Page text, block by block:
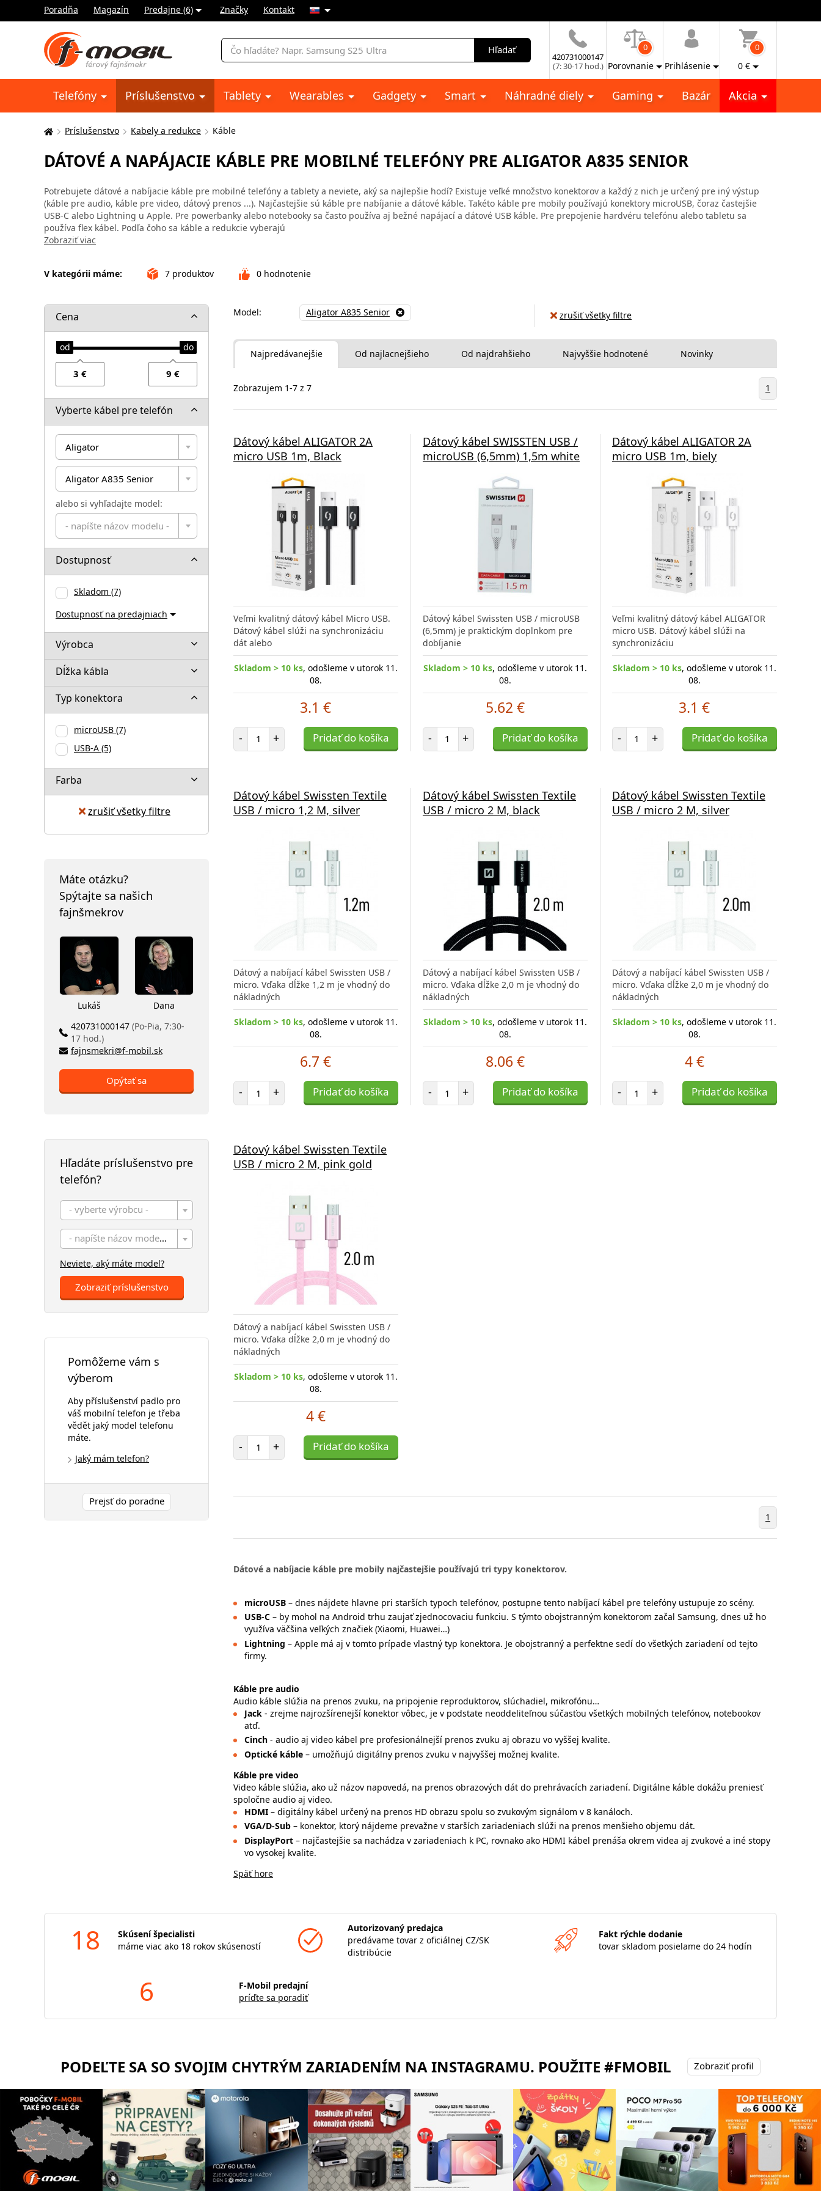
Poradňa Magazín Predajne (6) Značky Kontakt
Vyhľadávanie
Hľadať
420731000147
(7: 30-17 hod.)
0
Porovnanie Prihlásenie
0
0 €
Telefóny Príslušenstvo Tablety Wearables Gadgety Smart Náhradné diely Gaming Bazár Akcia
Tu
nachádzate:
Príslušenstvo Kabely a redukce Káble
DÁTOVÉ A NAPÁJACIE KÁBLE PRE MOBILNÉ TELEFÓNY PRE ALIGATOR A835 SENIOR
Potrebujete dátové a nabíjacie káble pre mobilné telefóny a tablety a neviete, aký sa najlepšie hodí? Existuje veľké množstvo konektorov a každý z nich je určený pre iný výstup
(káble pre audio, káble pre video, dátový prenos ...). Najčastejšie sú káble pre nabíjanie a dátové káble. Takéto káble pre mobily používajú konektory microUSB, čoraz častejšie
USB-C alebo Lightning u Apple. Pre powerbanky alebo notebooky sa často používa aj bežné napájací a dátové USB káble. Pre prepojenie hardvéru telefónu alebo tabletu sa
používa flex kábel. Podľa čoho sa káble a redukcie vyberajú
Zobraziť viac
V kategórii máme: 7 produktov 0 hodnotenie
Cena
Vyberte kábel pre telefón
Aligator
Aligator A835 Senior
alebo si vyhľadajte model:
- napíšte názov modelu -
Dostupnosť
Skladom (7)
Dostupnosť na predajniach
Výrobca
Dĺžka kábla
Typ konektora
microUSB (7)
USB-A (5)
Farba
zrušiť všetky filtre
Máte otázku?
Spýtajte sa našich
fajnšmekrov
Lukáš
Dana
420731000147 (Po-Pia, 7:30-
17 hod.)
fajnsmekri@f-mobil.sk
Opýtať sa
Hľadáte príslušenstvo pre
telefón?
- vyberte výrobcu -
- napíšte názov modelu -
Neviete, aký máte model?
Zobraziť príslušenstvo
Pomôžeme vám s
výberom
Aby příslušenství padlo pro
váš mobilní telefon je třeba
vědět jaký model telefonu
máte.
Jaký mám telefon?
Prejsť do poradne
Model: Aligator A835 Senior zrušiť všetky filtre
Najpredávanejšie Od najlacnejšieho Od najdrahšieho Najvyššie hodnotené Novinky
Zobrazujem 1-7 z 7 1
Dátový kábel ALIGATOR 2A
micro USB 1m, Black
Veľmi kvalitný dátový kábel Micro USB.
Dátový kábel slúži na synchronizáciu
dát alebo
Skladom > 10 ks, odošleme v utorok 11.
08.
3.1 €
- Počet položiek
+ Pridať do košíka
Dátový kábel SWISSTEN USB /
microUSB (6,5mm) 1,5m white
Dátový kábel Swissten USB / microUSB
(6,5mm) je praktickým doplnkom pre
dobíjanie
Skladom > 10 ks, odošleme v utorok 11.
08.
5.62 €
- Počet položiek
+ Pridať do košíka
Dátový kábel ALIGATOR 2A
micro USB 1m, biely
Veľmi kvalitný dátový kábel ALIGATOR
micro USB. Dátový kábel slúži na
synchronizáciu
Skladom > 10 ks, odošleme v utorok 11.
08.
3.1 €
- Počet položiek
+ Pridať do košíka
Dátový kábel Swissten Textile
USB / micro 1,2 M, silver
Dátový a nabíjací kábel Swissten USB /
micro. Vďaka dĺžke 1,2 m je vhodný do
nákladných
Skladom > 10 ks, odošleme v utorok 11.
08.
6.7 €
- Počet položiek
+ Pridať do košíka
Dátový kábel Swissten Textile
USB / micro 2 M, black
Dátový a nabíjací kábel Swissten USB /
micro. Vďaka dĺžke 2,0 m je vhodný do
nákladných
Skladom > 10 ks, odošleme v utorok 11.
08.
8.06 €
- Počet položiek
+ Pridať do košíka
Dátový kábel Swissten Textile
USB / micro 2 M, silver
Dátový a nabíjací kábel Swissten USB /
micro. Vďaka dĺžke 2,0 m je vhodný do
nákladných
Skladom > 10 ks, odošleme v utorok 11.
08.
4 €
- Počet položiek
+ Pridať do košíka
Dátový kábel Swissten Textile
USB / micro 2 M, pink gold
Dátový a nabíjací kábel Swissten USB /
micro. Vďaka dĺžke 2,0 m je vhodný do
nákladných
Skladom > 10 ks, odošleme v utorok 11.
08.
4 €
- Počet položiek
+ Pridať do košíka
1
Dátové a nabíjacie káble pre mobily najčastejšie používajú tri typy konektorov.
microUSB – dnes nájdete hlavne pri starších typoch telefónov, postupne tento nabíjací kábel pre telefóny ustupuje zo scény.
USB-C – by mohol na Android trhu zaujať zjednocovaciu funkciu. S týmto obojstranným konektorom začal Samsung, dnes už ho
využíva väčšina veľkých značiek (Xiaomi, Huawei…)
Lightning – Apple má aj v tomto prípade vlastný typ konektora. Je obojstranný a perfektne sedí do všetkých zariadení od tejto
firmy.
Káble pre audio
Audio káble slúžia na prenos zvuku, na pripojenie reproduktorov, slúchadiel, mikrofónu…
Jack - zrejme najrozšírenejší konektor vôbec, je v podstate neoddeliteľnou súčasťou všetkých mobilných telefónov, notebookov
atď.
Cinch - audio aj video kábel pre profesionálnejší prenos zvuku aj obrazu vo vyššej kvalite.
Optické káble – umožňujú digitálny prenos zvuku v najvyššej možnej kvalite.
Káble pre video
Video káble slúžia, ako už názov napovedá, na prenos obrazových dát do prehrávacích zariadení. Digitálne káble dokážu preniesť
spoločne audio aj video.
HDMI – digitálny kábel určený na prenos HD obrazu spolu so zvukovým signálom v 8 kanáloch.
VGA/D-Sub – konektor, ktorý nájdeme prevažne v starších zariadeniach slúži na prenos menšieho objemu dát.
DisplayPort – najčastejšie sa nachádza v zariadeniach k PC, rovnako ako HDMI kábel prenáša okrem videa aj zvukové a iné stopy
vo vysokej kvalite.
Späť hore
18
Skúsení špecialisti
máme viac ako 18 rokov skúseností
Autorizovaný predajca
predávame tovar z oficiálnej CZ/SK
distribúcie
Fakt rýchle dodanie
tovar skladom posielame do 24 hodín
6
F-Mobil predajní
príďte sa poradiť
PODEĽTE SA SO SVOJIM CHYTRÝM ZARIADENÍM NA INSTAGRAMU. POUŽITE #FMOBIL Zobraziť profil